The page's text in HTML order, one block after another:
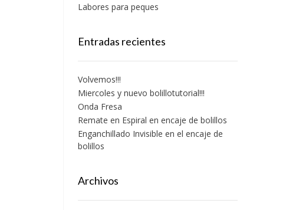
Labores para peques
Entradas recientes
Volvemos!!!
Miercoles y nuevo bolillotutorial!!!
Onda Fresa
Remate en Espiral en encaje de bolillos
Enganchillado Invisible en el encaje de
bolillos
Archivos